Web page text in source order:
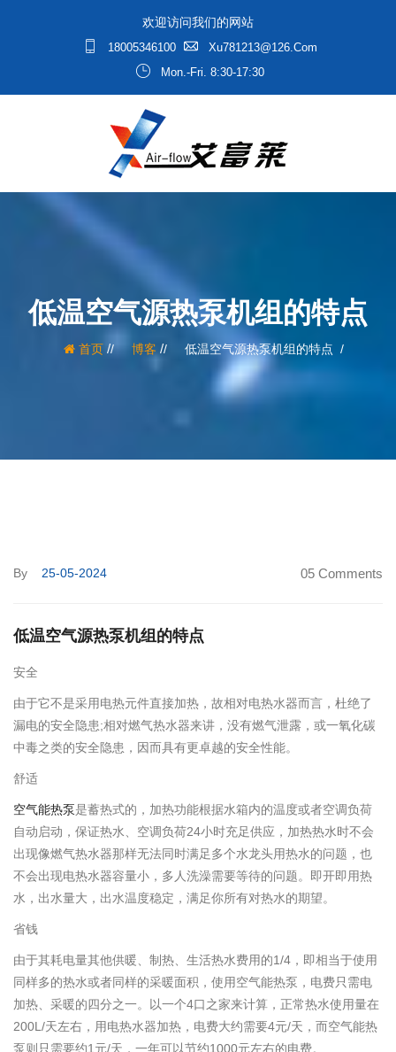
欢迎访问我们的网站
18005346100
Xu781213@126.com
Mon.-Fri. 8:30-17:30
低温空气源热泵机组的特点
首页/ 博客 / 低温空气源热泵机组的特点
By 25-05-2024 05 Comments
低温空气源热泵机组的特点
安全
由于它不是采用电热元件直接加热，故相对电热水器而言，杜绝了
漏电的安全隐患;相对燃气热水器来讲，没有燃气泄露，或一氧化碳
中毒之类的安全隐患，因而具有更卓越的安全性能。
舒适
空气能热泵是蓄热式的，加热功能根据水箱内的温度或者空调负荷
自动启动，保证热水、空调负荷24小时充足供应，加热热水时不会
出现像燃气热水器那样无法同时满足多个水龙头用热水的问题，也
不会出现电热水器容量小，多人洗澡需要等待的问题。即开即用热
水，出水量大，出水温度稳定，满足你所有对热水的期望。
省钱
由于其耗电量其他供暖、制热、生活热水费用的1/4，即相当于使用
同样多的热水或者同样的采暖面积，使用空气能热泵，电费只需电
加热、采暖的四分之一。以一个4口之家来计算，正常热水使用量在
200L/天左右，用电热水器加热，电费大约需要4元/天，而空气能热
泵则只需要约1元/天，一年可以节约1000元左右的电费。